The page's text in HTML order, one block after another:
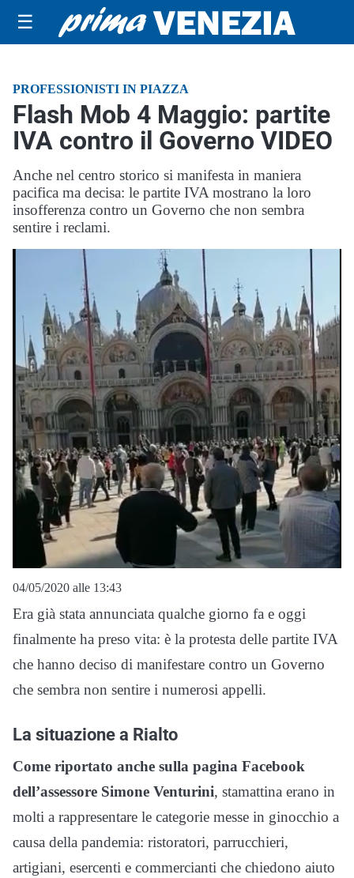
☰
PROFESSIONISTI IN PIAZZA
Flash Mob 4 Maggio: partite
IVA contro il Governo VIDEO
Anche nel centro storico si manifesta in maniera
pacifica ma decisa: le partite IVA mostrano la loro
insofferenza contro un Governo che non sembra
sentire i reclami.
04/05/2020 alle 13:43
Era già stata annunciata qualche giorno fa e oggi
finalmente ha preso vita: è la protesta delle partite IVA
che hanno deciso di manifestare contro un Governo
che sembra non sentire i numerosi appelli.
La situazione a Rialto
Come riportato anche sulla pagina Facebook
dell’assessore Simone Venturini, stamattina erano in
molti a rappresentare le categorie messe in ginocchio a
causa della pandemia: ristoratori, parrucchieri,
artigiani, esercenti e commercianti che chiedono aiuto